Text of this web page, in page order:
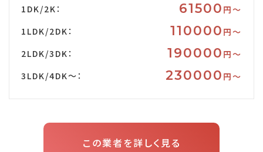
1DK/2K：
61500 円〜
1LDK/2DK：
110000 円〜
2LDK/3DK：
190000 円〜
3LDK/4DK～：
230000 円〜
この業者を詳しく見る